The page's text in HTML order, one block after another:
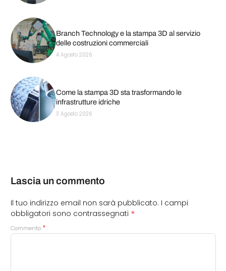
Branch Technology e la stampa 3D al servizio
delle costruzioni commerciali
4 Agosto 2026
Come la stampa 3D sta trasformando le
infrastrutture idriche
3 Agosto 2026
Lascia un commento
Il tuo indirizzo email non sarà pubblicato. I campi
obbligatori sono contrassegnati *
Commento *